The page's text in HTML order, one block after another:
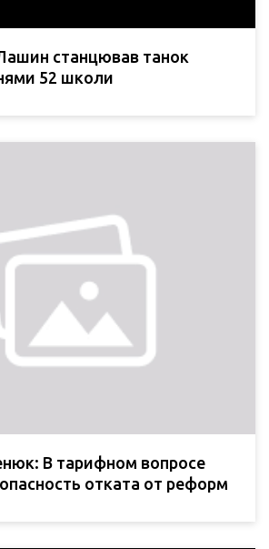
станцював танок
52 школи
В тарифном вопросе
отката от реформ